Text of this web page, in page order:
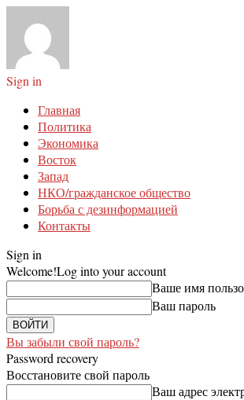
Sign in
Главная
Политика
Экономика
Восток
Запад
НКО/гражданское общество
Борьба с дезинформацией
Контакты
Sign in
Welcome!Log into your account
Ваше имя
Ваш пароль
Вы забыли свой пароль?
Password recovery
Восстановите свой пароль
Ваш адрес